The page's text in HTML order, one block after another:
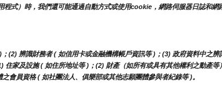
式）時，我們還可能通過自動方式或使用cookie，網路伺服器日誌和網
(2) 辨識財務者 ( 如信用卡或金融機構帳戶資訊等 )；(3) 政府資料中之辨
家及設施 ( 如住所地址等 )；(2) 財產（如所有或具有其他權利之動產等
會員資格 ( 如社團法人、俱樂部或其他志願團體參與者紀錄等 )。